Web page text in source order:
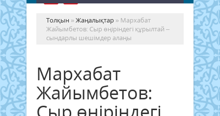
Толқын »Жаңалықтар » Мархабат
Жайымбетов: Сыр өңіріндегі құрылтай –
сындарлы шешімдер алаңы
Мархабат
Жайымбетов: